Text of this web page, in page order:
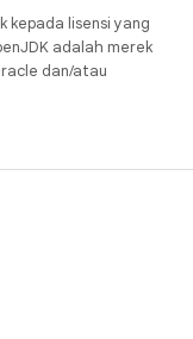
kepada lisensi yang
adalah merek
dan/atau